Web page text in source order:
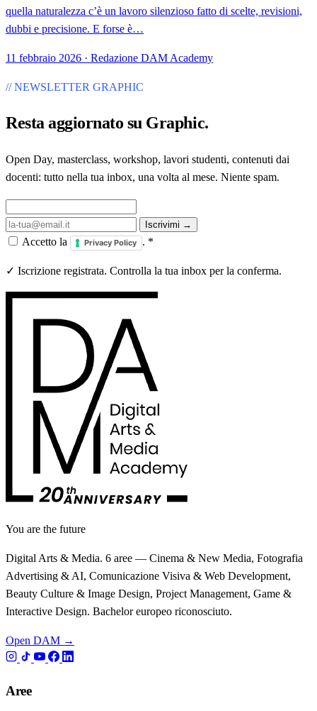
quella naturalezza c’è un lavoro silenzioso fatto di scelte, revisioni,
dubbi e precisione. E forse è…
11 febbraio 2026 · Redazione DAM Academy
// NEWSLETTER GRAPHIC
Resta aggiornato su Graphic.
Open Day, masterclass, workshop, lavori studenti, contenuti dai
docenti: tutto nella tua inbox, una volta al mese. Niente spam.
Iscrivimi →
Accetto la Privacy Policy . *
✓ Iscrizione registrata. Controlla la tua inbox per la conferma.
You are the future
Digital Arts & Media. 6 aree — Cinema & New Media, Fotografia
Advertising & AI, Comunicazione Visiva & Web Development,
Beauty Culture & Image Design, Project Management, Game &
Interactive Design. Bachelor europeo riconosciuto.
Open DAM →
Aree